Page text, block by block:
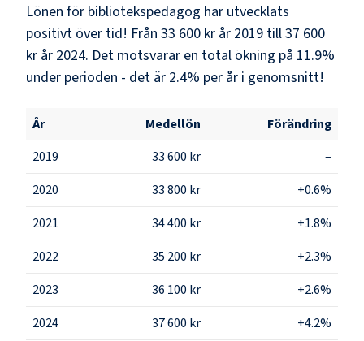
Lönen för bibliotekspedagog har utvecklats
positivt över tid! Från 33 600 kr år 2019 till 37 600
kr år 2024. Det motsvarar en total ökning på 11.9%
under perioden - det är 2.4% per år i genomsnitt!
År Medellön
Förändring
2019
33 600 kr
–
2020
33 800 kr
+0.6%
2021
34 400 kr
+1.8%
2022
35 200 kr
+2.3%
2023
36 100 kr
+2.6%
2024
37 600 kr +4.2%